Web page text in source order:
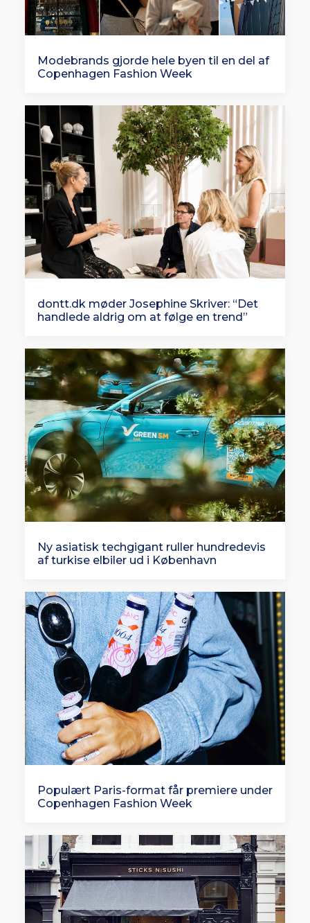
Modebrands gjorde hele byen til en del af
Copenhagen Fashion Week
dontt.dk møder Josephine Skriver: “Det
handlede aldrig om at følge en trend”
Ny asiatisk techgigant ruller hundredevis
af turkise elbiler ud i København
Populært Paris-format får premiere under
Copenhagen Fashion Week